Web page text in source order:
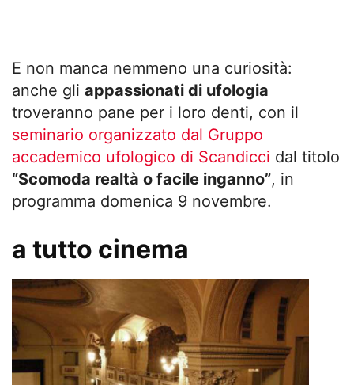
E non manca nemmeno una curiosità:
anche gli appassionati di ufologia
troveranno pane per i loro denti, con il
seminario organizzato dal Gruppo
accademico ufologico di Scandicci dal titolo
“Scomoda realtà o facile inganno”, in
programma domenica 9 novembre.
a tutto cinema